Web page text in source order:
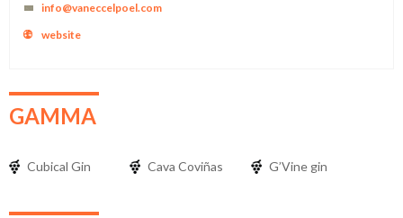
info@vaneccelpoel.com
website
GAMMA
Cubical Gin Cava Coviñas G’Vine gin